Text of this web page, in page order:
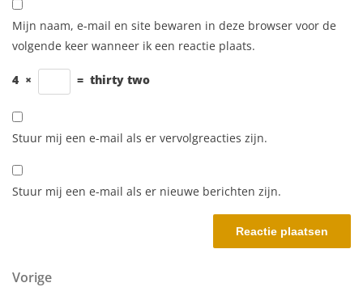
Mijn naam, e-mail en site bewaren in deze browser voor de
volgende keer wanneer ik een reactie plaats.
4 × = thirty two
Stuur mij een e-mail als er vervolgreacties zijn.
Stuur mij een e-mail als er nieuwe berichten zijn.
Berichtnavigatie
Vorig bericht
Vorige